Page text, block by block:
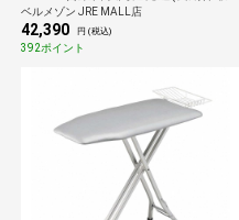
ベルメゾン JRE MALL店
42,390 円 (税込)
392ポイント